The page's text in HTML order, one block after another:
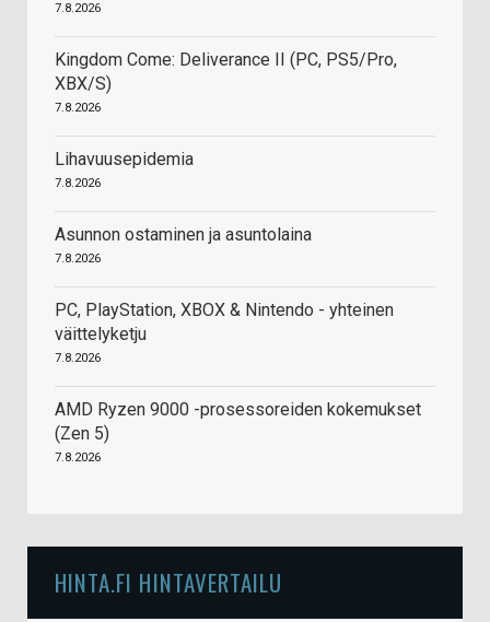
7.8.2026
Kingdom Come: Deliverance II (PC, PS5/Pro,
XBX/S)
7.8.2026
Lihavuusepidemia
7.8.2026
Asunnon ostaminen ja asuntolaina
7.8.2026
PC, PlayStation, XBOX & Nintendo - yhteinen
väittelyketju
7.8.2026
AMD Ryzen 9000 -prosessoreiden kokemukset
(Zen 5)
7.8.2026
HINTA.FI HINTAVERTAILU